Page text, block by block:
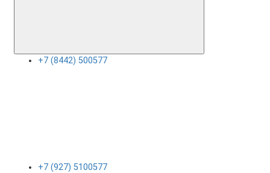
+7 (8442) 500577
+7 (927) 5100577